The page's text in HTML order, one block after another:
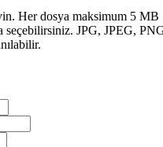
Her dosya maksimum 5 MB
seçebilirsiniz. JPG, JPEG,